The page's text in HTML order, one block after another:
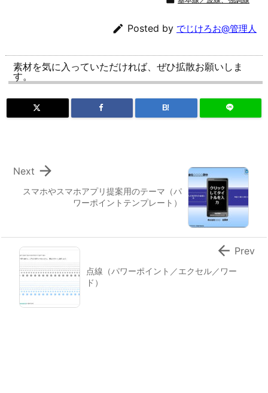
 Posted by でじけろお@管理人
素材を気に入っていただければ、ぜひ拡散お願いしま
す。
B!
スマホやスマホアプリ提案用のテーマ（パ
ワーポイントテンプレート）

Next
点線（パワーポイント／エクセル／ワー
ド）
 Prev